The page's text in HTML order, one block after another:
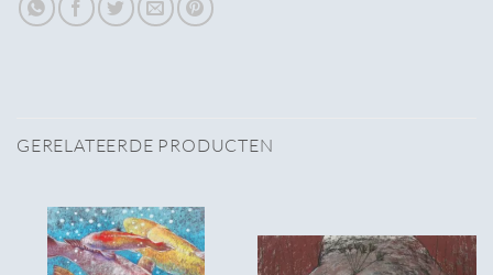
GERELATEERDE PRODUCTEN